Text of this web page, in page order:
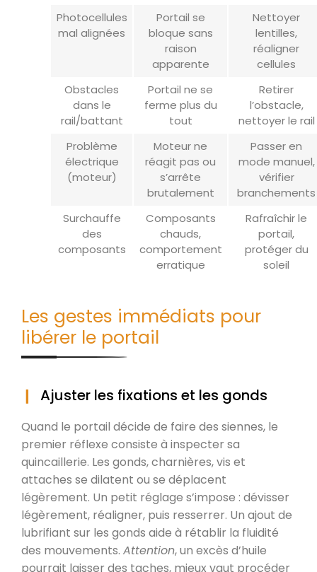
Photocellules
mal alignées
Portail se
bloque sans
raison
apparente
Nettoyer
lentilles,
réaligner
cellules
Obstacles
dans le
rail/battant
Portail ne se
ferme plus du
tout
Retirer
l’obstacle,
nettoyer le rail
Problème
électrique
(moteur)
Moteur ne
réagit pas ou
s’arrête
brutalement
Passer en
mode manuel,
vérifier
branchements
Surchauffe
des
composants
Composants
chauds,
comportement
erratique
Rafraîchir le
portail,
protéger du
soleil
Les gestes immédiats pour
libérer le portail
Ajuster les fixations et les gonds
Quand le portail décide de faire des siennes, le
premier réflexe consiste à inspecter sa
quincaillerie. Les gonds, charnières, vis et
attaches se dilatent ou se déplacent
légèrement. Un petit réglage s’impose : dévisser
légèrement, réaligner, puis resserrer. Un ajout de
lubrifiant sur les gonds aide à rétablir la fluidité
des mouvements. Attention, un excès d’huile
pourrait laisser des taches, mieux vaut procéder